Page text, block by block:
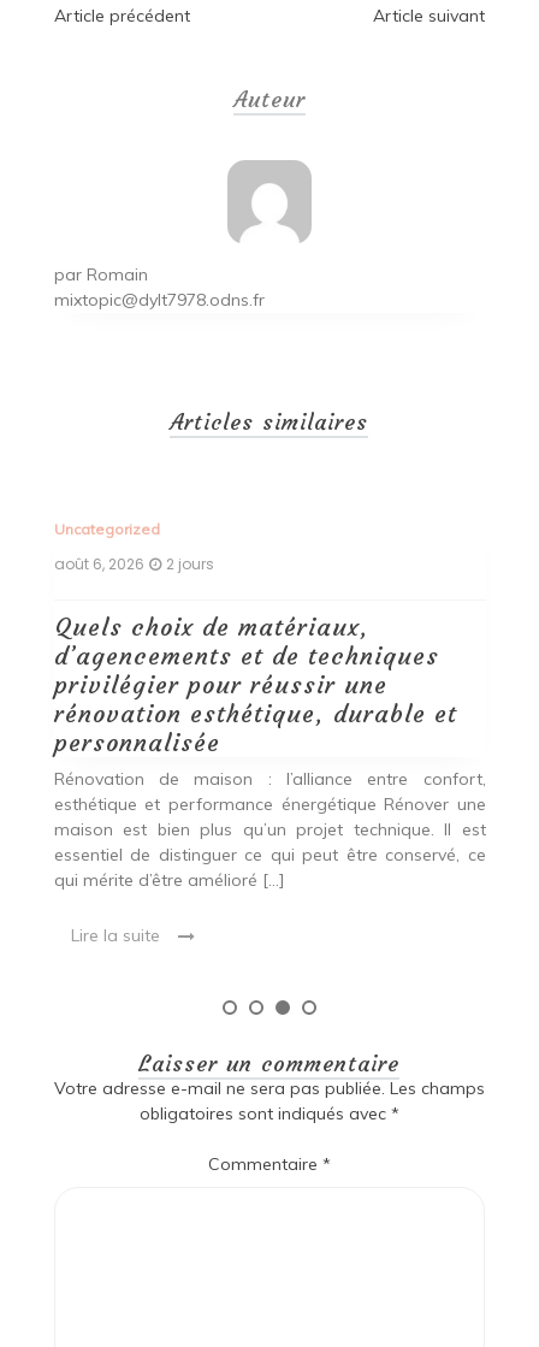
Navigation
Article précédent Article suivant
Auteur
par Romain
mixtopic@dylt7978.odns.fr
Articles similaires
Uncategorized
août 6, 2026 2 jours
Quels choix de matériaux,
d’agencements et de techniques
privilégier pour réussir une
rénovation esthétique, durable et
personnalisée
Rénovation de maison : l’alliance entre confort,
esthétique et performance énergétique Rénover une
maison est bien plus qu’un projet technique. Il est
essentiel de distinguer ce qui peut être conservé, ce
qui mérite d’être amélioré […]
Lire la suite
Laisser un commentaire
Votre adresse e-mail ne sera pas publiée. Les champs
obligatoires sont indiqués avec *
Commentaire *